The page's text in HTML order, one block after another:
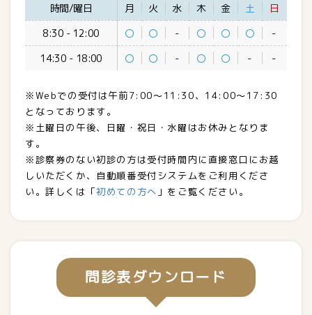
時間/曜日 月 火 水 木 金 土
日
8:30 - 12:00
〇 〇 - 〇 〇 〇
-
14:30 - 18:00
〇 〇 - 〇 〇 - -
※Webでの受付は午前7:00～11:30、 14:00～17:30
となっております。
※土曜日の午後、日曜・祝日・水曜はお休みとなりま
す。
※診察券のない初診の方は受付時間内に直接窓口にお越
しいただくか、 自動順番受付システムをご利用くださ
い。詳しくは「初めての方へ 」をご覧ください。
問診表ダウンロード